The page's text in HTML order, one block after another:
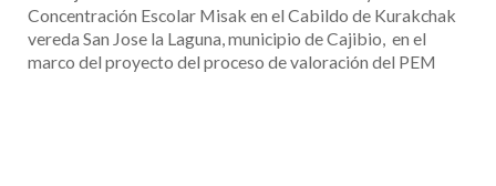
Concentración Escolar Misak en el Cabildo de Kurakchak
vereda San Jose la Laguna, municipio de Cajibio, en el
marco del proyecto del proceso de valoración del PEM